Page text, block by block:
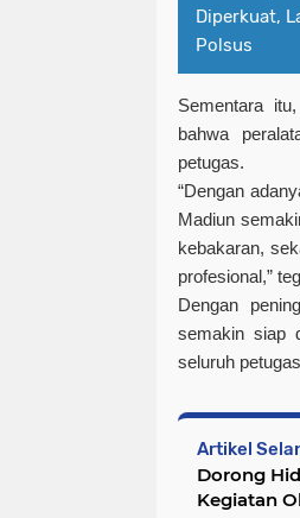
Diperkuat,
Polsus
Sementara
bahwa
petugas.
“Dengan
Madiun
kebakaran,
profesional,”
Dengan
semakin siap
seluruh
Artikel
Dorong
Kegiatan